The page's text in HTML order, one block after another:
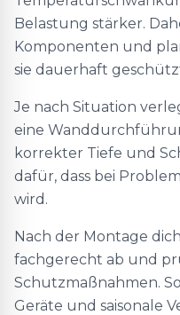
Belastung stärker.
Komponenten und
sie dauerhaft
Je nach Situation
eine
korrekter Tiefe und
dafür, dass bei
wird.
Nach der Montage
fachgerecht ab und
Schutzmaßnahmen.
Geräte und saisonale